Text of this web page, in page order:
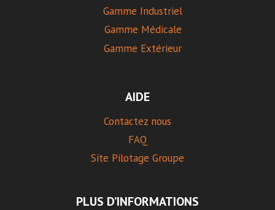
Gamme Industriel
Gamme Médicale
Gamme Extérieur
AIDE
Contactez nous
FAQ
Site Pilotage Groupe
PLUS D’INFORMATIONS